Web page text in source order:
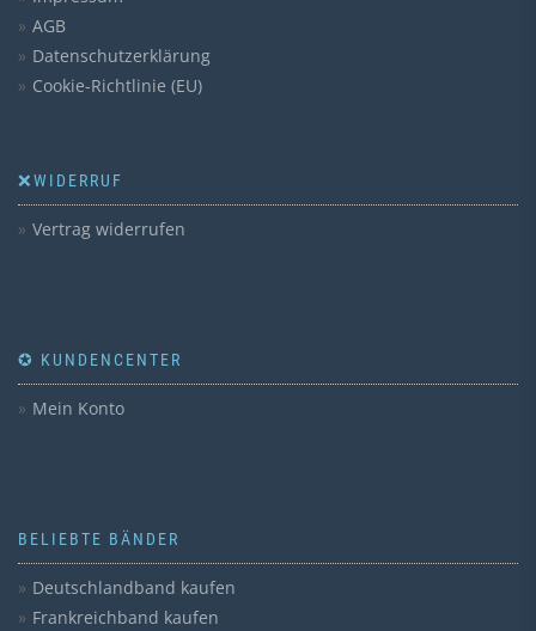
AGB
Datenschutzerklärung
Cookie-Richtlinie (EU)
❌WIDERRUF
Vertrag widerrufen
✪ KUNDENCENTER
Mein Konto
BELIEBTE BÄNDER
Deutschlandband kaufen
Frankreichband kaufen